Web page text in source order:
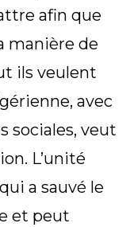
afin que
manière de
ils veulent
avec
sociales, veut
L’unité
a sauvé le
et peut